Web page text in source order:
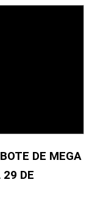
DE MEGA
29 DE